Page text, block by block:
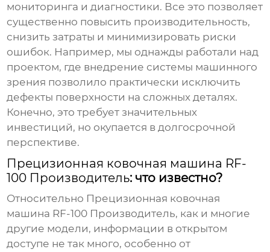
мониторинга и диагностики. Все это позволяет
существенно повысить производительность,
снизить затраты и минимизировать риски
ошибок. Например, мы однажды работали над
проектом, где внедрение системы машинного
зрения позволило практически исключить
дефекты поверхности на сложных деталях.
Конечно, это требует значительных
инвестиций, но окупается в долгосрочной
перспективе.
Прецизионная ковочная машина RF-
100 Производитель: что известно?
Относительно Прецизионная ковочная
машина RF-100 Производитель, как и многие
другие модели, информации в открытом
доступе не так много, особенно от